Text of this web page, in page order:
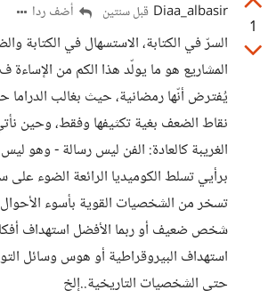
1
Diaa_albasir قبل سنتين أضف ردا
السرّ في الكتابة، الاستسهال في الكتابة
المشاريع هو ما يولّد هذا الكم من الإساءة
يُفترض أنّها رمضانية، حيث بغالب الدراما
نقاط الضعف بغية تكثيفها وفقط، وحين
الغريبة كالعادة: الفن ليس رسالة - وهو
برأيي تسلط الكوميديا الرائعة الضوء على
تسخر من الشخصيات القوية بأسوء الأحوال
شخص ضعيف أو ربما الأفضل استهداف
استهداف البيروقراطية أو هوس وسائل
حتى الشخصيات التاريخية..إلخ